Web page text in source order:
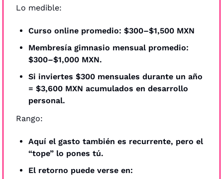
Lo medible:
Curso online promedio: $300–$1,500 MXN
Membresía gimnasio mensual promedio:
$300–$1,000 MXN.
Si inviertes $300 mensuales durante un año
= $3,600 MXN acumulados en desarrollo
personal.
Rango:
Aquí el gasto también es recurrente, pero el
“tope” lo pones tú.
El retorno puede verse en: